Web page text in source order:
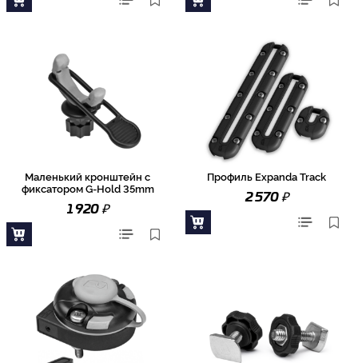
Маленький кронштейн с
фиксатором G-Hold 35mm
1 920₽
Профиль Expanda Track
2 570₽